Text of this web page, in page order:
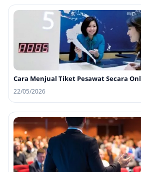
Cara Menjual Tiket Pesawat Secara
22/05/2026